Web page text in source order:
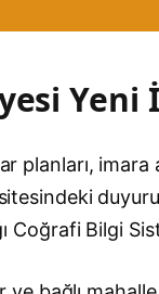
planları,
Coğrafi Bilgi